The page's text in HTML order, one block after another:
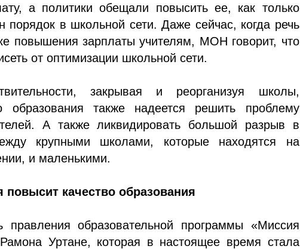
а политики обещали повысить ее, как только
порядок в школьной сети. Даже сейчас, когда речь
повышения зарплаты учителям, МОН говорит, что
от оптимизации школьной сети.
закрывая и реорганизуя школы,
образования также надеется решить проблему
А также ликвидировать большой разрыв в
крупными школами, которые находятся на
и маленькими.
повысит качество образования
правления образовательной программы «Миссия
Уртане, которая в настоящее время стала